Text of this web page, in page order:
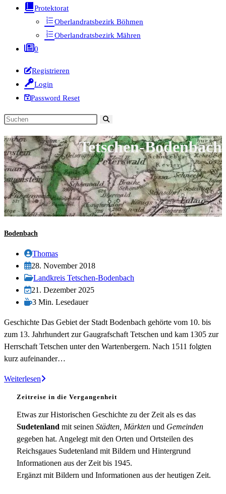
Protektorat
Oberlandratsbezirk Böhmen
Oberlandratsbezirk Mähren
0
Registrieren
Login
Password Reset
Diese
durchsuchen
Tetschen-Bodenbach
Bodenbach
Beitrags-
Autor:
Thomas
Beitrag
veröffentlicht:
28. November 2018
Beitrags-
Kategorie:
Landkreis Tetschen-Bodenbach
Beitrag
zuletzt
am:
21. Dezember 2025
Lesedauer:
3 Min. Lesedauer
Geschichte Das Gebiet der Stadt Bodenbach gehörte vom 10. bis
zum 13. Jahrhundert zur Gaugrafschaft Tetschen und kam 1305 zur
Herrschaft Tetschen unter den Wartenbergern. Nach 1511 folgten
kurz aufeinander…
WeiterlesenBodenbach
Zeitreise in die Vergangenheit
Etwas zur Historischen Geschichte zu der Zeit als es das
Sudetenland mit seinen Städten, Märkten und Gemeinden
gegeben hat. Angelegt mit den Orten und Ortsteilen des
Reichsgaues Sudetenland mit Bildern und Hintergrund
Informationen aus der Zeit bis 1945.
Ergänzt mit Bildern und Informationen aus der heutigen Zeit.